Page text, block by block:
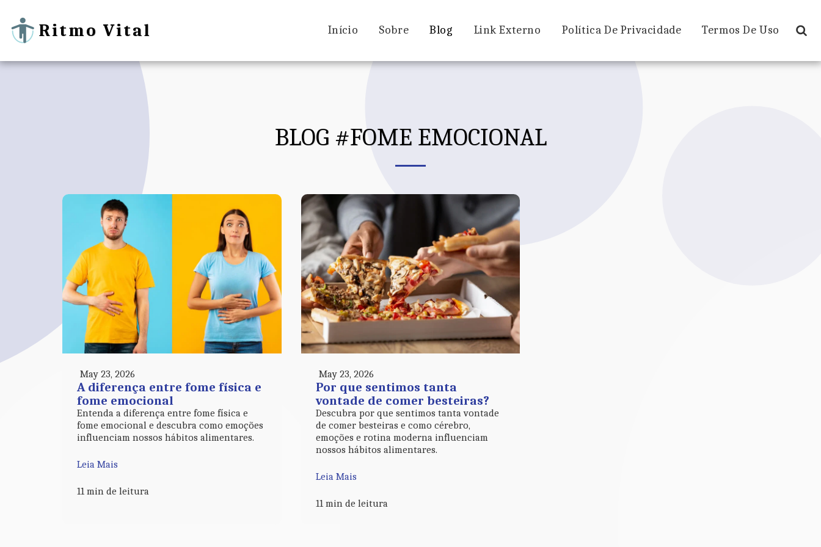
Ritmo Vital Início Sobre Blog Link Externo Política De Privacidade Termos De Uso
BLOG #FOME EMOCIONAL
May 23, 2026
A diferença entre fome física e
fome emocional
Entenda a diferença entre fome física e
fome emocional e descubra como emoções
influenciam nossos hábitos alimentares.
Leia Mais
11 min de leitura
May 23, 2026
Por que sentimos tanta
vontade de comer besteiras?
Descubra por que sentimos tanta vontade
de comer besteiras e como cérebro,
emoções e rotina moderna influenciam
nossos hábitos alimentares.
Leia Mais
11 min de leitura